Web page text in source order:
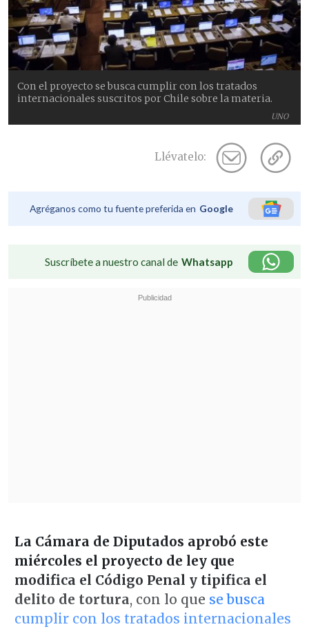
UNO
Con el proyecto se busca cumplir con los tratados
internacionales suscritos por Chile sobre la materia.
Llévatelo:
Agréganos como tu fuente preferida en Google
Suscríbete a nuestro canal de Whatsapp
La Cámara de Diputados aprobó este
miércoles el proyecto de ley que
modifica el Código Penal y tipifica el
delito de tortura, con lo que se busca
cumplir con los tratados internacionales